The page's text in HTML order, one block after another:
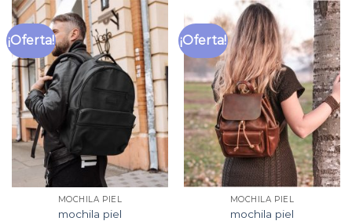
¡Oferta!
MOCHILA PIEL
mochila piel
¡Oferta!
MOCHILA PIEL
mochila piel